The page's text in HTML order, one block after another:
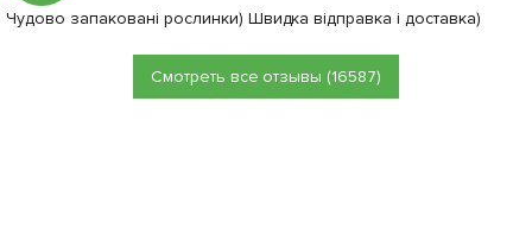
Чудово запаковані рослинки) Швидка відправка і доставка)
Смотреть все отзывы (16587)